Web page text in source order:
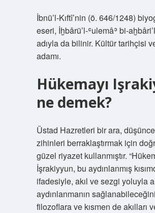
İbnü’l-Kıftî’nin (ö. 646/1248)
eseri, İḫbârü’l-ʿulemâʾ bi-
adıyla da bilinir. Kültür tarihçisi
adamı.
Hükemayı
ne demek?
Üstad Hazretleri bir ara,
zihinleri berraklaştırmak için
güzel riyazet kullanmıştır.
İşrakiyyun, bu aydınlanmış
ifadesiyle, akıl ve sezgi yoluyla
aydınlanmanın
filozoflara ve kısmen de akılları